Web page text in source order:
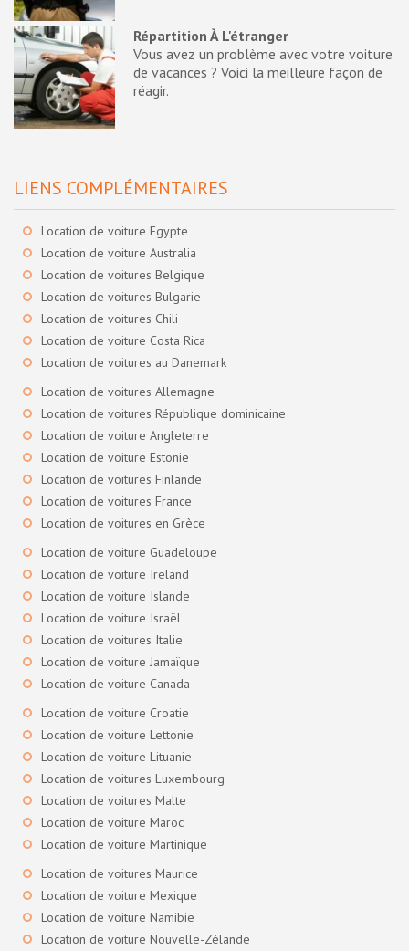
Répartition À L'étranger
Vous avez un problème avec votre voiture
de vacances ? Voici la meilleure façon de
réagir.
LIENS COMPLÉMENTAIRES
Location de voiture Egypte
Location de voiture Australia
Location de voitures Belgique
Location de voitures Bulgarie
Location de voitures Chili
Location de voiture Costa Rica
Location de voitures au Danemark
Location de voitures Allemagne
Location de voitures République dominicaine
Location de voiture Angleterre
Location de voiture Estonie
Location de voitures Finlande
Location de voitures France
Location de voitures en Grèce
Location de voiture Guadeloupe
Location de voiture Ireland
Location de voiture Islande
Location de voiture Israël
Location de voitures Italie
Location de voiture Jamaïque
Location de voiture Canada
Location de voiture Croatie
Location de voiture Lettonie
Location de voiture Lituanie
Location de voitures Luxembourg
Location de voitures Malte
Location de voiture Maroc
Location de voiture Martinique
Location de voitures Maurice
Location de voiture Mexique
Location de voiture Namibie
Location de voiture Nouvelle-Zélande